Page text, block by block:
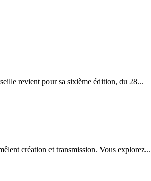
revient pour sa sixième édition, du 28...
création et transmission. Vous explorez...